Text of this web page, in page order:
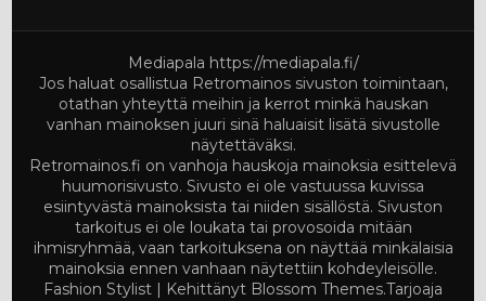
Mediapala https://mediapala.fi/
Jos haluat osallistua Retromainos sivuston toimintaan,
otathan yhteyttä meihin ja kerrot minkä hauskan
vanhan mainoksen juuri sinä haluaisit lisätä sivustolle
näytettäväksi.
Retromainos.fi on vanhoja hauskoja mainoksia esittelevä
huumorisivusto. Sivusto ei ole vastuussa kuvissa
esiintyvästä mainoksista tai niiden sisällöstä. Sivuston
tarkoitus ei ole loukata tai provosoida mitään
ihmisryhmää, vaan tarkoituksena on näyttää minkälaisia
mainoksia ennen vanhaan näytettiin kohdeyleisölle.
Fashion Stylist | Kehittänyt Blossom Themes.Tarjoaja